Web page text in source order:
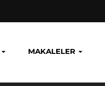
MAKALELER